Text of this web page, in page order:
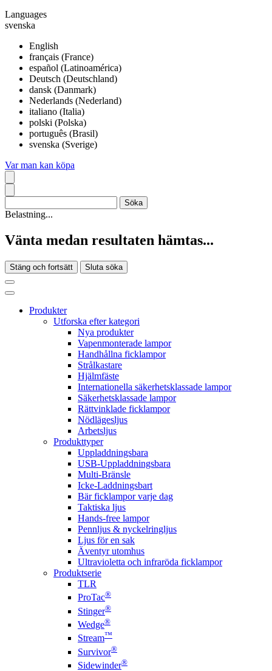
Languages
svenska
English
français (France)
español (Latinoamérica)
Deutsch (Deutschland)
dansk (Danmark)
Nederlands (Nederland)
italiano (Italia)
polski (Polska)
português (Brasil)
svenska (Sverige)
Var man kan köpa
Belastning...
Vänta medan resultaten hämtas...
Stäng och fortsätt Sluta söka
Produkter
Utforska efter kategori
Nya produkter
Vapenmonterade lampor
Handhållna ficklampor
Strålkastare
Hjälmfäste
Internationella säkerhetsklassade lampor
Säkerhetsklassade lampor
Rättvinklade ficklampor
Nödlägesljus
Arbetsljus
Produkttyper
Uppladdningsbara
USB-Uppladdningsbara
Multi-Bränsle
Icke-Laddningsbart
Bär ficklampor varje dag
Taktiska ljus
Hands-free lampor
Pennljus & nyckelringljus
Ljus för en sak
Äventyr utomhus
Ultravioletta och infraröda ficklampor
Produktserie
TLR
ProTac®
Stinger®
Wedge®
Stream™
Survivor®
Sidewinder®